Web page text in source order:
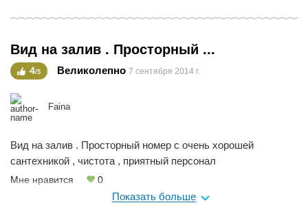
Вид на залив . Просторный ...
4/5 Великолепно 7 сентября 2014 г.
Faina
Вид на залив . Просторный номер с очень хорошей
сантехникой , чистота , приятный персонал
Мне нравится 0
Показать больше